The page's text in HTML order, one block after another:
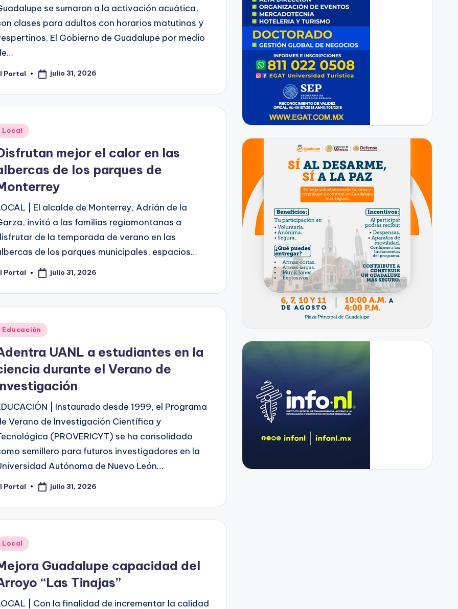
se sumaron a la activación acuática,
clases para adultos con horarios matutinos y
El Gobierno de Guadalupe por medio
Portal julio 31, 2026
Local
mejor el calor en las
de los parques de
| El alcalde de Monterrey, Adrián de la
invitó a las familias regiomontanas a
de la temporada de verano en las
de los parques municipales, espacios…
Portal julio 31, 2026
Educación
UANL a estudiantes en la
durante el Verano de
| Instaurado desde 1999, el Programa
Verano de Investigación Científica y
(PROVERICYT) se ha consolidado
semillero para futuros investigadores en la
Autónoma de Nuevo León…
Portal julio 31, 2026
Local
Guadalupe capacidad del
“Las Tinajas”
| Con la finalidad de incrementar la calidad